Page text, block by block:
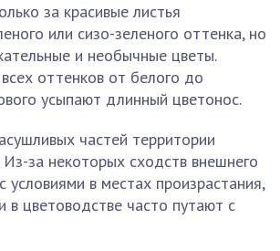
за красивые листья
или сизо-зеленого оттенка, но
и необычные цветы.
оттенков от белого до
усыпают длинный цветонос.
частей территории
за некоторых сходств внешнего
условиями в местах произрастания,
в цветоводстве часто путают с